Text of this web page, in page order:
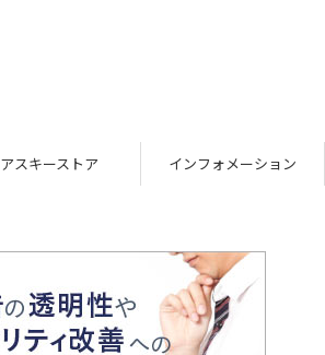
アスキーストア インフォメーション